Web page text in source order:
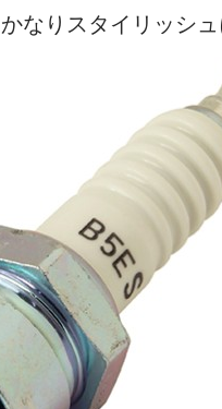
なりスタイリッシ